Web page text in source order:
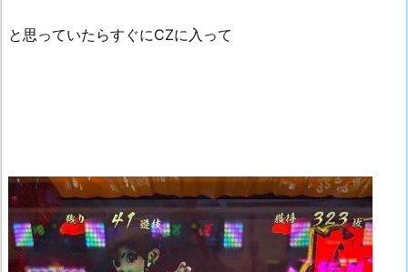
と思っていたらすぐにCZに入って